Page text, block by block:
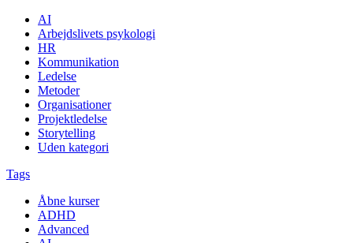
AI
Arbejdslivets psykologi
HR
Kommunikation
Ledelse
Metoder
Organisationer
Projektledelse
Storytelling
Uden kategori
Tags
Åbne kurser
ADHD
Advanced